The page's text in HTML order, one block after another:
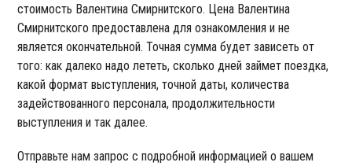
стоимость Валентина Смирнитского. Цена Валентина
Смирнитского предоставлена для ознакомления и не
является окончательной. Точная сумма будет зависеть от
того: как далеко надо лететь, сколько дней займет поездка,
какой формат выступления, точной даты, количества
задействованного персонала, продолжительности
выступления и так далее.
Отправьте нам запрос с подробной информацией о вашем